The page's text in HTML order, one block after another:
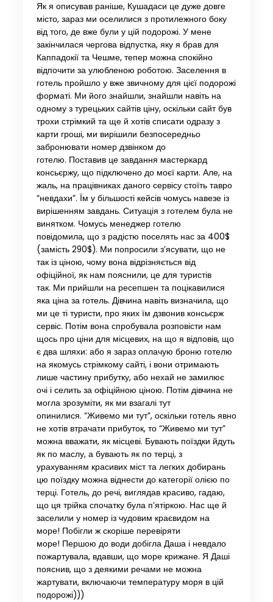
Як я описував раніше, Кушадаси це дуже довге
місто, зараз ми оселилися з протилежного боку
від того, де вже були у цій подорожі. У мене
закінчилася чергова відпустка, яку я брав для
Каппадокії та Чешме, тепер можна спокійно
відпочити за улюбленою роботою. Заселення в
готель пройшло у вже звичному для цієї подорожі
форматі. Ми його знайшли, знайшли навіть на
одному з турецьких сайтів ціну, оскільки сайт був
трохи стрімкий та ще й хотів списати одразу з
карти гроші, ми вирішили безпосередньо
забронювати номер дзвінком до
готелю. Поставив це завдання мастеркард
консьєржу, що підключено до моєї карти. Але, на
жаль, на працівниках даного сервісу стоїть тавро
“невдахи”. Їм у більшості кейсів чомусь навезе із
вирішенням завдань. Ситуація з готелем була не
винятком. Чомусь менеджер готелю
повідомила, що з радістю поселять нас за 400$
(замість 290$). Ми попросили з’ясувати, що не
так із ціною, чому вона відрізняється від
офіційної, як нам пояснили, це для туристів
так. Ми прийшли на ресепшен та поцікавилися
яка ціна за готель. Дівчина навіть визначила, що
ми це ті туристи, про яких їм дзвонив консьєрж
сервіс. Потім вона спробувала розповісти нам
щось про ціни для місцевих, на що я відповів, що
є два шляхи: або я зараз оплачую броню готелю
на якомусь стрімкому сайті, і вони отримають
лише частину прибутку, або нехай не замилює
очі і селить за офіційною ціною. Потім дівчина не
могла зрозуміти, як ми взагалі тут
опинилися. “Живемо ми тут”, оскільки готель явно
не хотів втрачати прибуток, то “Живемо ми тут”
можна вважати, як місцеві. Бувають поїздки йдуть
як по маслу, а бувають як по терці, з
урахуванням красивих міст та легких добирань
цю поїздку можна віднести до категорії олією по
терці. Готель, до речі, виглядав красиво, гадаю,
що ця трійка спочатку була п’ятіркою. Нас ще й
заселили у номер із чудовим краєвидом на
море! Побігли ж скоріше перевіряти
море! Першою до води добігла Даша і невдало
пожартувала, вдавши, що море крижане. Я Даші
пояснив, що з деякими речами не можна
жартувати, включаючи температуру моря в цій
подорожі)))